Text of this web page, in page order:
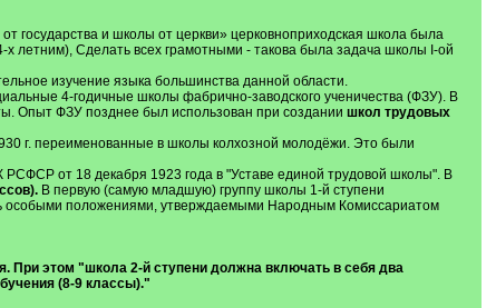
государства и школы от церкви» церковноприходская школа была
летним), Сделать всех грамотными - такова была задача школы I-ой
изучение языка большинства данной области.
4-годичные школы фабрично-заводского ученичества (ФЗУ). В
Опыт ФЗУ позднее был использован при создании школ трудовых
г. переименованные в школы колхозной молодёжи. Это были
от 18 декабря 1923 года в "Уставе единой трудовой школы". В
В первую (самую младшую) группу школы 1-й ступени
особыми положениями, утверждаемыми Народным Комиссариатом
При этом "школа 2-й ступени должна включать в себя два
(8-9 классы)."